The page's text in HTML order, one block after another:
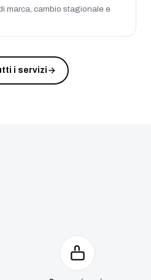
marca, cambio stagionale e
i servizi